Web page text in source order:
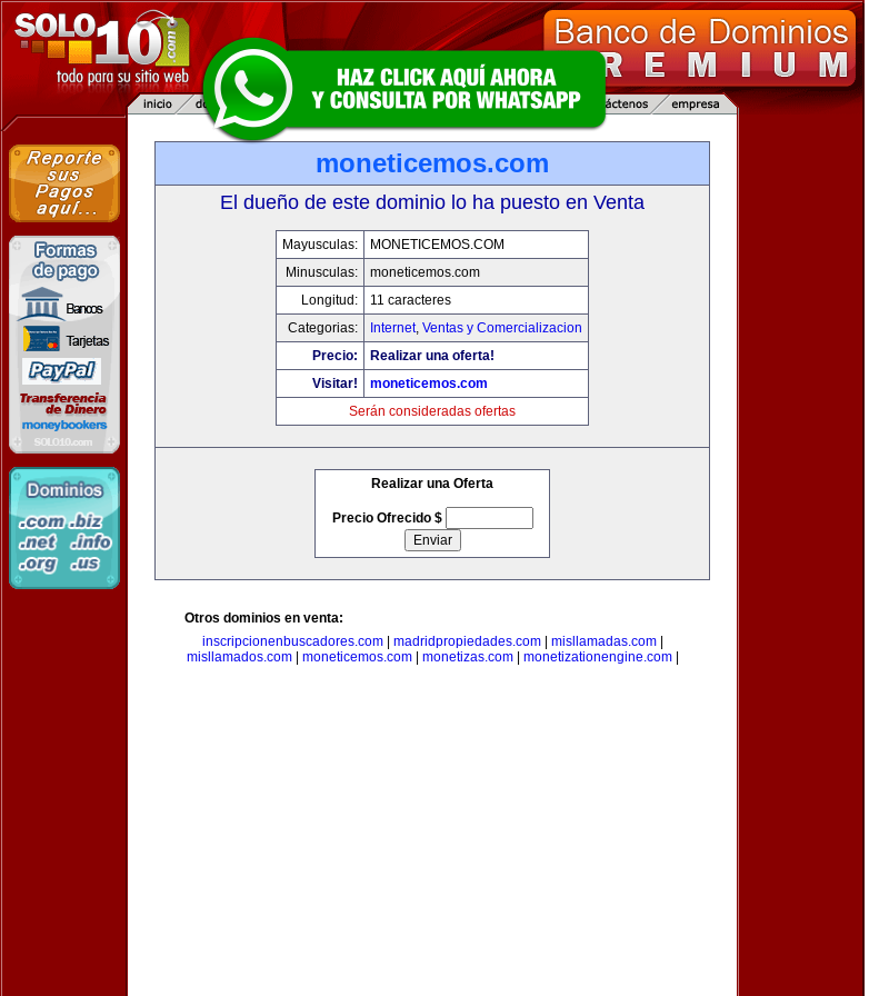
moneticemos.com
El dueño de este dominio lo ha puesto en Venta
Mayusculas:
MONETICEMOS.COM
Minusculas:
moneticemos.com
Longitud:
11 caracteres
Categorias:
Internet, Ventas y Comercializacion
Precio:
Realizar una oferta!
Visitar!
moneticemos.com
Serán consideradas ofertas
Realizar una Oferta
Precio Ofrecido $
Otros dominios en venta:
inscripcionenbuscadores.com| madridpropiedades.com| misllamadas.com|
misllamados.com| moneticemos.com| monetizas.com| monetizationengine.com|